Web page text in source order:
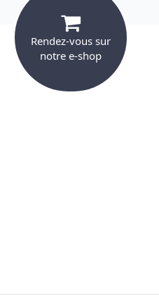
Rendez-vous sur
notre e-shop